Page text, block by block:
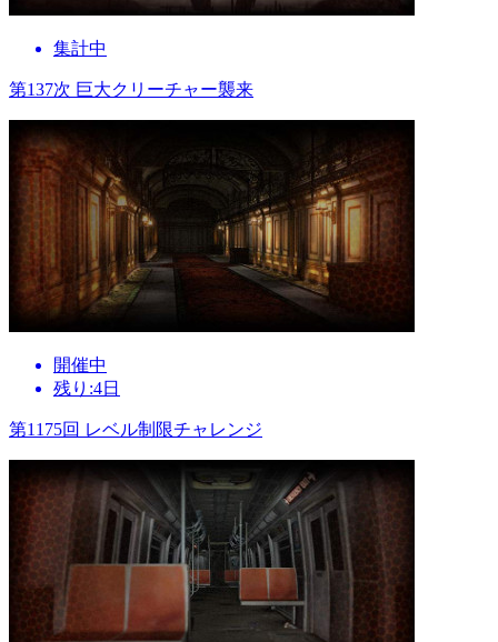
集計中
第137次 巨大クリーチャー襲来
開催中
残り:4日
第1175回 レベル制限チャレンジ